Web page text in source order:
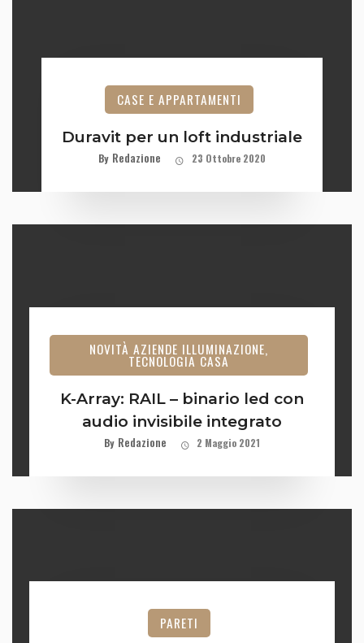
CASE E APPARTAMENTI
Duravit per un loft industriale
By Redazione 23 Ottobre 2020
NOVITÀ AZIENDE ILLUMINAZIONE,
TECNOLOGIA CASA
K-Array: RAIL – binario led con
audio invisibile integrato
By Redazione 2 Maggio 2021
PARETI